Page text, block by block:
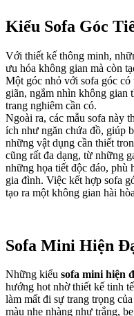
Kiểu Sofa Góc
Với thiết kế thông minh,
ưu hóa không gian mà còn
Một góc nhỏ với sofa góc
giãn, ngắm nhìn không gian
trang nghiêm cần có.
Ngoài ra, các mẫu sofa này
ích như ngăn chứa đồ, giúp
những vật dụng cần thiết
cũng rất đa dạng, từ những
những họa tiết độc đáo, phù
gia đình. Việc kết hợp sofa
tạo ra một không gian hài
Sofa Mini Hiện
Những kiểu sofa mini hiện
hướng hot nhờ thiết kế tinh
làm mất đi sự trang trọng
màu nhẹ nhàng như trắng,